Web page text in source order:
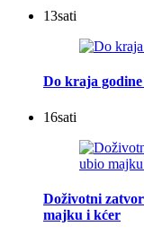
13sati
Do kraja
16sati
Doživotni
majku i kćer